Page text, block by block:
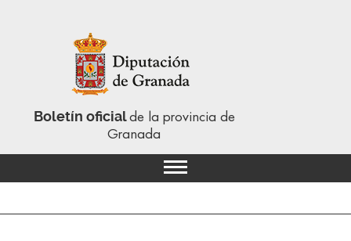
Boletín oficialde la provincia de
Granada